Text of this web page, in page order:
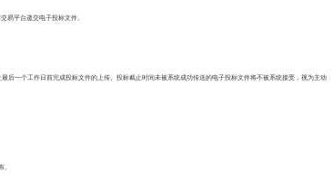
易平台递交电子投标文件。
一个工作日前完成投标文件的上传。投标截止时间未被系统成功传送的电子投标文件将不被系统接受，视为主动